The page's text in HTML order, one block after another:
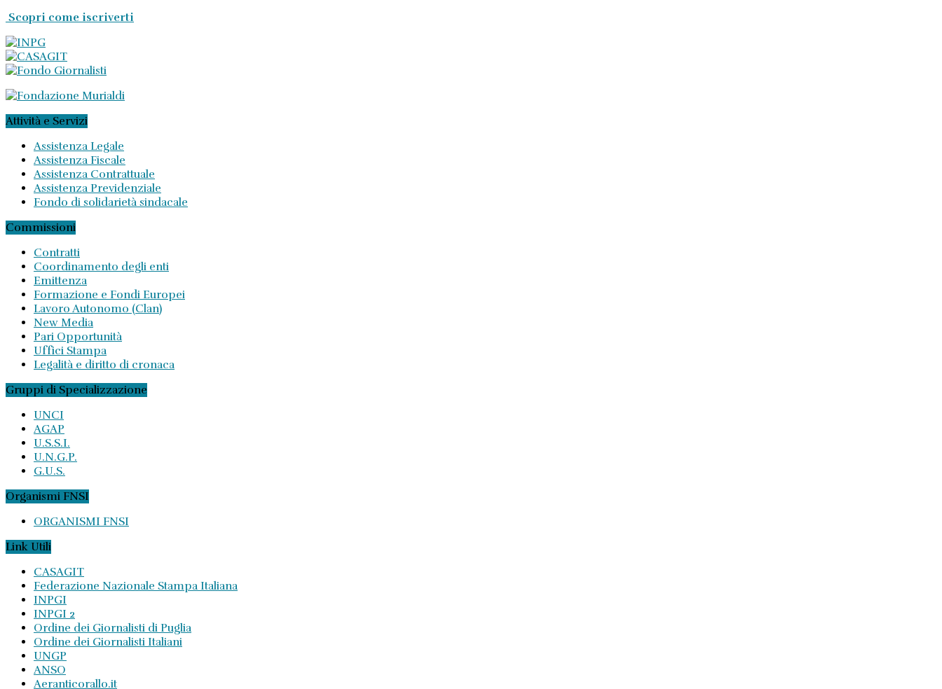
Scopri come iscriverti
Attività e Servizi
Assistenza Legale
Assistenza Fiscale
Assistenza Contrattuale
Assistenza Previdenziale
Fondo di solidarietà sindacale
Commissioni
Contratti
Coordinamento degli enti
Emittenza
Formazione e Fondi Europei
Lavoro Autonomo (Clan)
New Media
Pari Opportunità
Uffici Stampa
Legalità e diritto di cronaca
Gruppi di Specializzazione
UNCI
AGAP
U.S.S.I.
U.N.G.P.
G.U.S.
Organismi FNSI
ORGANISMI FNSI
Link Utili
CASAGIT
Federazione Nazionale Stampa Italiana
INPGI
INPGI 2
Ordine dei Giornalisti di Puglia
Ordine dei Giornalisti Italiani
UNGP
ANSO
Aeranticorallo.it